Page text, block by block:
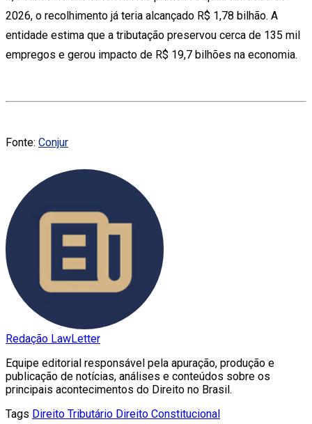
2026, o recolhimento já teria alcançado R$ 1,78 bilhão. A
entidade estima que a tributação preservou cerca de 135 mil
empregos e gerou impacto de R$ 19,7 bilhões na economia.
Fonte: Conjur
Redação LawLetter
Equipe editorial responsável pela apuração, produção e
publicação de notícias, análises e conteúdos sobre os
principais acontecimentos do Direito no Brasil.
Tags Direito Tributário Direito Constitucional